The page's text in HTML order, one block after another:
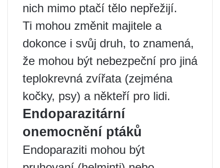
nich mimo ptačí tělo nepřežijí.
Ti mohou změnit majitele a
dokonce i svůj druh, to znamená,
že mohou být nebezpeční pro jiná
teplokrevná zvířata (zejména
kočky, psy) a někteří pro lidi.
Endoparazitární
onemocnění ptáků
Endoparaziti mohou být